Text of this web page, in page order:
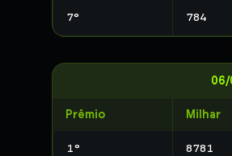
7° 784
06/
Prêmio Milhar
1° 8781